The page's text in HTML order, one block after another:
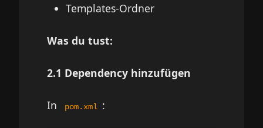
Templates-Ordner
Was du tust:
2.1 Dependency hinzufügen
In pom.xml :